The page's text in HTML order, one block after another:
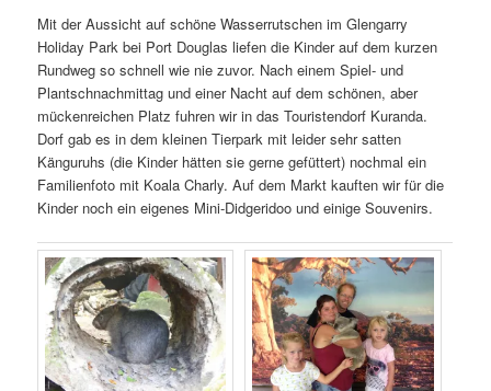
Mit der Aussicht auf schöne Wasserrutschen im Glengarry
Holiday Park bei Port Douglas liefen die Kinder auf dem kurzen
Rundweg so schnell wie nie zuvor. Nach einem Spiel- und
Plantschnachmittag und einer Nacht auf dem schönen, aber
mückenreichen Platz fuhren wir in das Touristendorf Kuranda.
Dorf gab es in dem kleinen Tierpark mit leider sehr satten
Känguruhs (die Kinder hätten sie gerne gefüttert) nochmal ein
Familienfoto mit Koala Charly. Auf dem Markt kauften wir für die
Kinder noch ein eigenes Mini-Didgeridoo und einige Souvenirs.